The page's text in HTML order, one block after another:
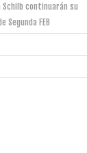
Schilb continuarán su
FEB